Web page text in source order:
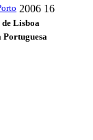
2006 16
Lisboa